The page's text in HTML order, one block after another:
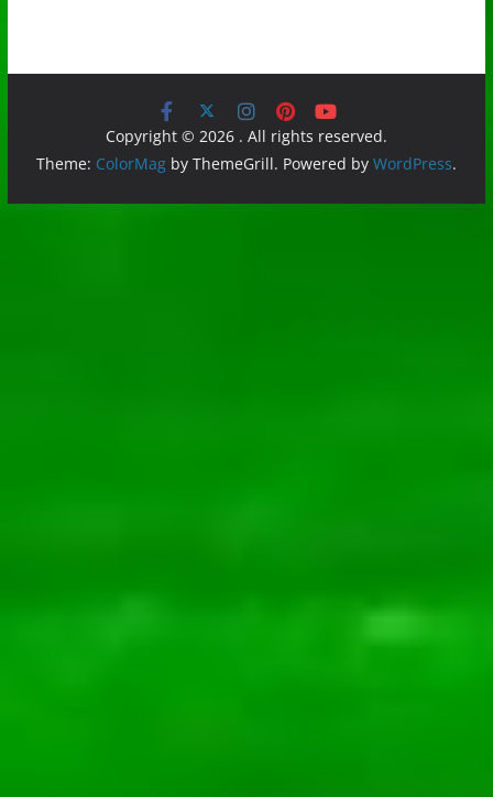
Copyright © 2026 . All rights reserved.
Theme: ColorMagby ThemeGrill. Powered by WordPress.